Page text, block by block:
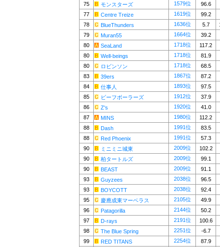
75
モンスターズ 1579位
96.6
77
Centre Treize 1619位
99.2
78
BlueThunders 1636位 5.7
79
Muran55 1664位
39.2
80
SeaLand 1718位
117.2
80
Well-beings 1718位
81.9
80
ロビンソン 1718位
68.5
83
39ers 1867位
87.2
84
仕事人 1893位
97.5
85
ビーフボーラーズ 1912位
37.9
86
Z's 1920位
41.0
87
MINS 1980位
112.2
88
Dash 1991位
83.5
88
Red Phoenix 1991位
57.3
90
ミニミニ城東 2009位
102.2
90
柏タートルズ 2009位
99.1
90
BEAST 2009位
91.1
93
Guyzees 2038位
96.5
93
BOYCOTT 2038位
92.4
95
慶應成東マーベラス 2105位
49.9
96
Patagorilla 2144位
50.2
97
D-rays 2191位
100.6
98
The Blue Spring 2251位
-6.7
99
RED TITANS 2254位 87.9